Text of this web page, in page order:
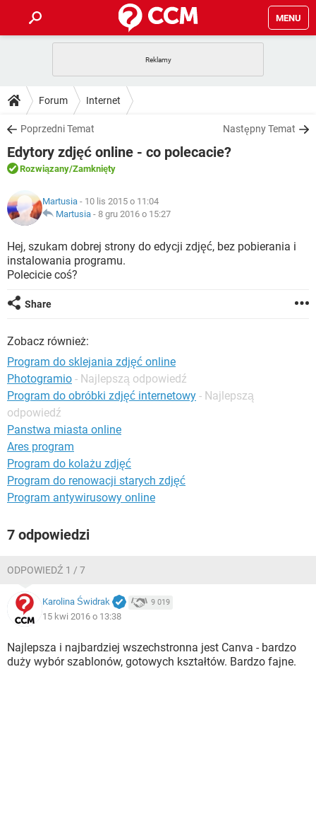
MENU
GRY
SPOTIFY
INSTAGRAM FACEBOOK
WINDOWS 10
PORADY
PlayStation
SPOTIFY
WINDOWS 10
DO POBRANIA
ANDROID TIKTOK
GRY
IOS
INSTAGRAM
WINDOWS 10
FORUM
GRY WHATSAPP
INSTAGRAM
ARTYKUŁY
COVID-19
GRY WHATSAPP
SPOTIFY
INSTAGRAM
Forum Internet
Poprzedni Temat Następny Temat
Edytory zdjęć online - co polecacie?
Rozwiązany/Zamknięty
Martusia - 10 lis 2015 o 11:04
Martusia - 8 gru 2016 o 15:27
Hej, szukam dobrej strony do edycji zdjęć, bez pobierania i
instalowania programu.
Polecicie coś?
Share
Zobacz również:
Program do sklejania zdjęć online
Photogramio - Najlepszą odpowiedź
Program do obróbki zdjęć internetowy - Najlepszą
odpowiedź
Panstwa miasta online
Ares program
Program do kolażu zdjęć
Program do renowacji starych zdjęć
Program antywirusowy online
7 odpowiedzi
ODPOWIEDŹ 1 / 7
Karolina Świdrak 9 019
15 kwi 2016 o 13:38
Najlepsza i najbardziej wszechstronna jest Canva - bardzo
duży wybór szablonów, gotowych kształtów. Bardzo fajne.